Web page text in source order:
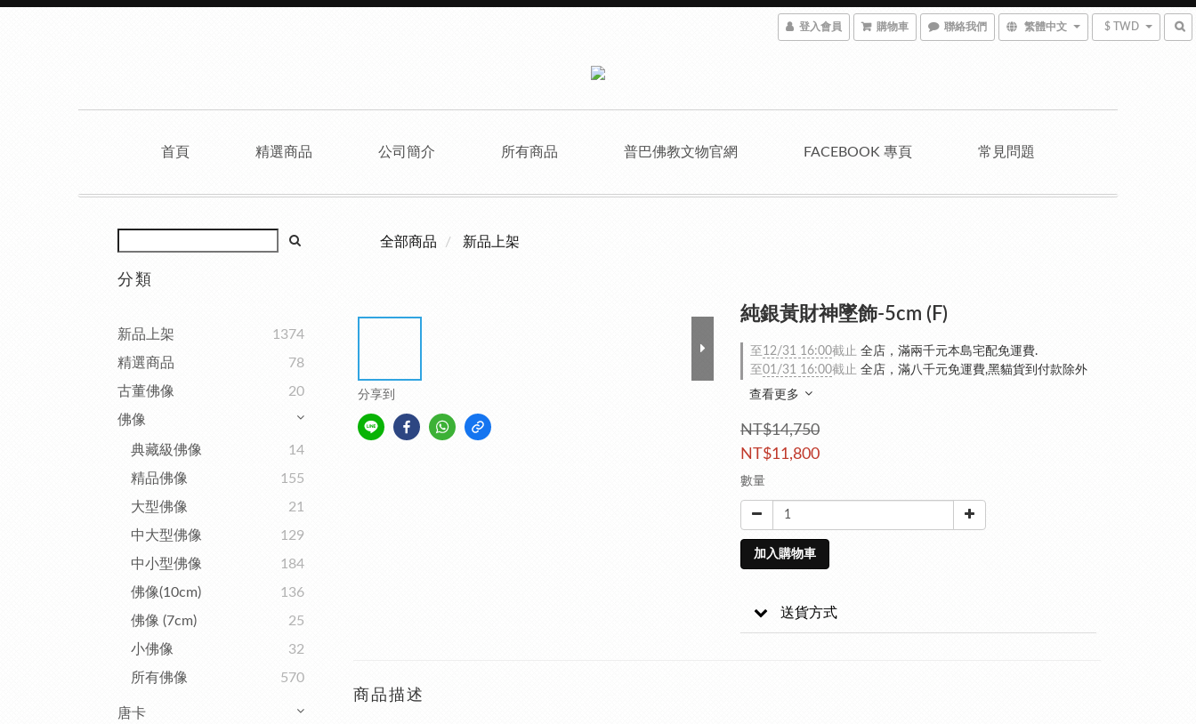
登入會員 購物車 聯絡我們 繁體中文 $ TWD
首頁 精選商品 公司簡介 所有商品 普巴佛教文物官網 FACEBOOK 專頁 常見問題
分類
新品上架
1374
精選商品
78
古董佛像
20
佛像
典藏級佛像
14
精品佛像
155
大型佛像
21
中大型佛像
129
中小型佛像
184
佛像(10cm)
136
佛像 (7cm)
25
小佛像
32
所有佛像
570
唐卡
全部商品 新品上架
分享到
純銀黃財神墜飾-5cm (F)
至 12/31 16:00截止 全店，滿兩千元本島宅配免運費.
至01/31 16:00截止 全店，滿八千元免運費,黑貓貨到付款除外
查看更多
NT$14,750
NT$11,800
數量
加入購物車
送貨方式
商品描述